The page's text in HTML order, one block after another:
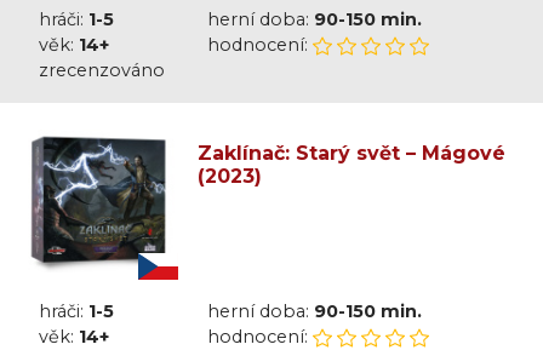
hráči: 1-5 herní doba: 90-150 min.
věk: 14+
hodnocení:
zrecenzováno
Zaklínač: Starý svět – Mágové
(2023)
hráči: 1-5 herní doba: 90-150 min.
věk: 14+
hodnocení: